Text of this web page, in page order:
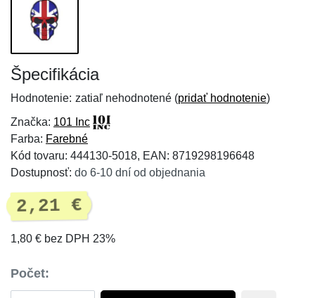
Špecifikácia
Hodnotenie: zatiaľ nehodnotené (pridať hodnotenie)
Značka: 101 Inc
Farba: Farebné
Kód tovaru: 444130-5018, EAN: 8719298196648
Dostupnosť: do 6-10 dní od objednania
2,21 €
1,80 € bez DPH 23%
Počet: